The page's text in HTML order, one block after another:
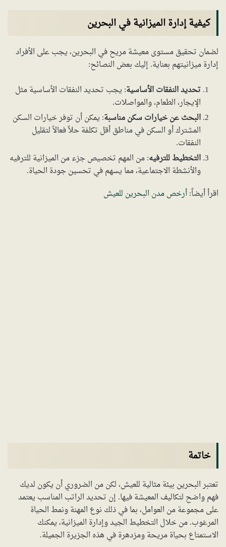
كيفية إدارة الميزانية في البحرين
لضمان تحقيق مستوى معيشة مريح في البحرين، يجب على الأفراد
إدارة ميزانيتهم بعناية. إليك بعض النصائح:
تحديد النفقات الأساسية: يجب تحديد النفقات الأساسية مثل
الإيجار، الطعام، والمواصلات.
البحث عن خيارات سكن مناسبة: يمكن أن توفر خيارات السكن
المشترك أو السكن في مناطق أقل تكلفة حلاً فعالاً لتقليل
النفقات.
التخطيط للترفيه: من المهم تخصيص جزء من الميزانية للترفيه
والأنشطة الاجتماعية، مما يسهم في تحسين جودة الحياة.
اقرأ أيضاً:أرخص مدن البحرين للعيش
خاتمة
تعتبر البحرين بيئة مثالية للعيش، لكن من الضروري أن يكون لديك
فهم واضح لتكاليف المعيشة فيها. إن تحديد الراتب المناسب يعتمد
على مجموعة من العوامل، بما في ذلك نوع المهنة ونمط الحياة
المرغوب. من خلال التخطيط الجيد وإدارة الميزانية، يمكنك
الاستمتاع بحياة مريحة ومزدهرة في هذه الجزيرة الجميلة.